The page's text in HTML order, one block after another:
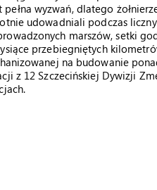
wyzwań, dlatego
udowadniali podczas
marszów, setki
przebiegniętych
na budowanie
z 12 Szczecińskiej Dywizji